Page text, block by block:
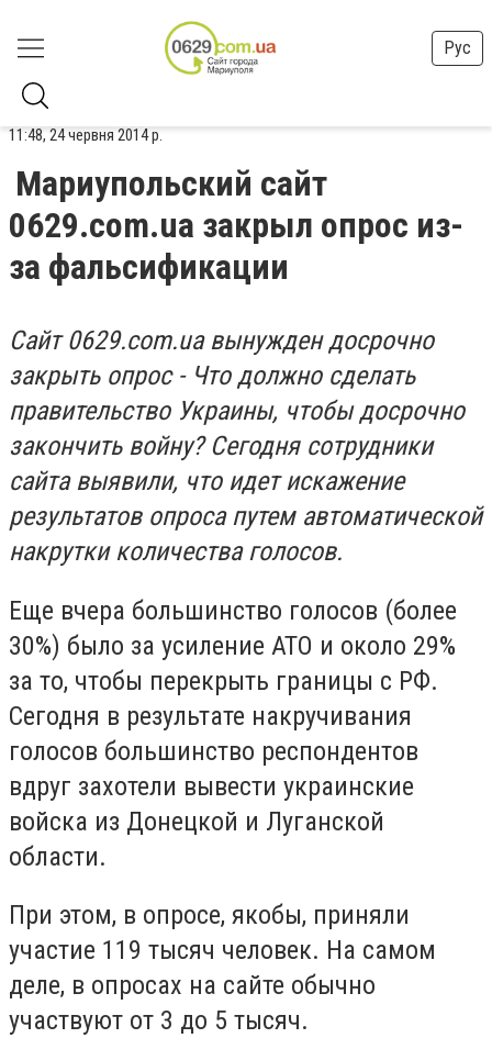
Рус
11:48, 24 червня 2014 р.
Мариупольский сайт
0629.com.ua закрыл опрос из-
за фальсификации
Сайт 0629.com.ua вынужден досрочно
закрыть опрос - Что должно сделать
правительство Украины, чтобы досрочно
закончить войну? Сегодня сотрудники
сайта выявили, что идет искажение
результатов опроса путем автоматической
накрутки количества голосов.
Еще вчера большинство голосов (более
30%) было за усиление АТО и около 29%
за то, чтобы перекрыть границы с РФ.
Сегодня в результате накручивания
голосов большинство респондентов
вдруг захотели вывести украинские
войска из Донецкой и Луганской
области.
При этом, в опросе, якобы, приняли
участие 119 тысяч человек. На самом
деле, в опросах на сайте обычно
участвуют от 3 до 5 тысяч.